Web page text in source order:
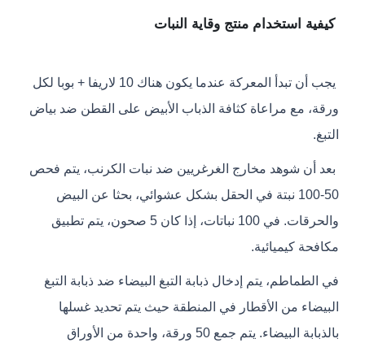
كيفية استخدام منتج وقاية النبات
يجب أن تبدأ المعركة عندما يكون هناك 10 لاريفا + بوبا لكل
ورقة، مع مراعاة كثافة الذباب الأبيض على القطن ضد بياض
التبغ.
بعد أن شوهد مخارج الغرغريين ضد نبات الكرنب، يتم فحص
50-100 نبتة في الحقل بشكل عشوائي، بحثا عن البيض
والحرقات. في 100 نباتات، إذا كان 5 صحون، يتم تطبيق
مكافحة كيميائية.
في الطماطم، يتم إدخال ذبابة التبغ البيضاء ضد ذبابة التبغ
البيضاء من الأقطار في المنطقة حيث يتم تحديد غسلها
بالذبابة البيضاء. يتم جمع 50 ورقة، واحدة من الأوراق